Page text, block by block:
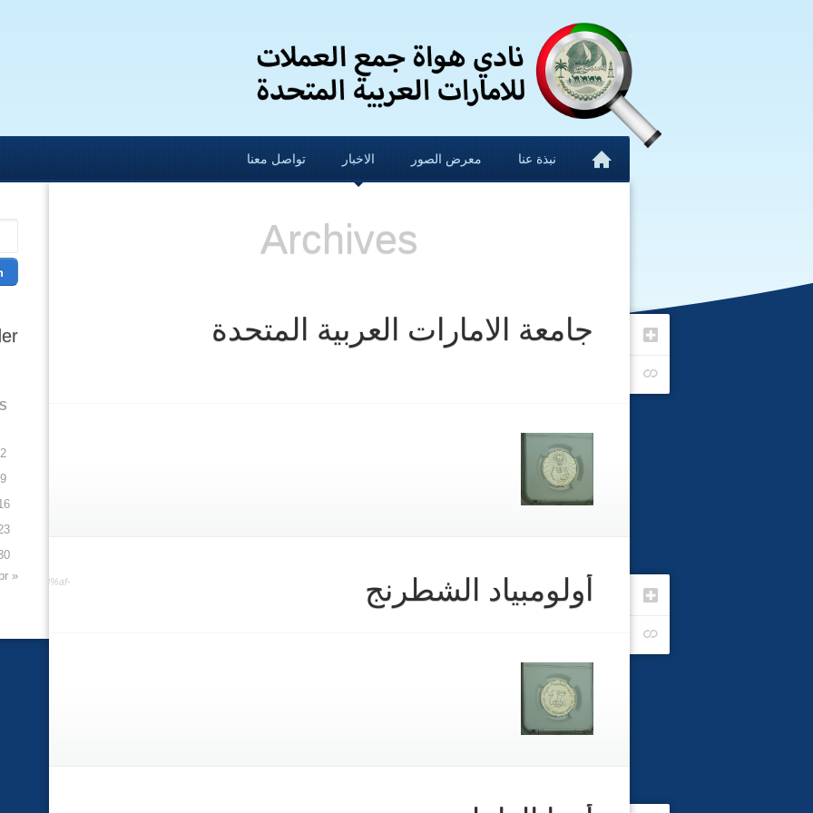
نبذة عنا معرض الصور الاخبار تواصل معنا
S
2
9
« Apr
Archives
جامعة الامارات العربية المتحدة
أولومبياد الشطرنج